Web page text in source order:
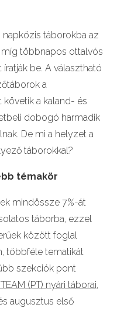
napközis táborokba az
míg többnapos ottalvós
be. A választható
a
követik a kaland- és
dobogó harmadik
De mi a helyzet a
táborokkal?
témakör
mindössze 7%-át
táborba, ezzel
között foglal
többféle tematikát
szekciók pont
(PT) nyári táborai,
augusztus első